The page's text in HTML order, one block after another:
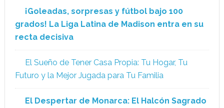
¡Goleadas, sorpresas y fútbol bajo 100
grados! La Liga Latina de Madison entra en su
recta decisiva
El Sueño de Tener Casa Propia: Tu Hogar, Tu
Futuro y la Mejor Jugada para Tu Familia
El Despertar de Monarca: El Halcón Sagrado